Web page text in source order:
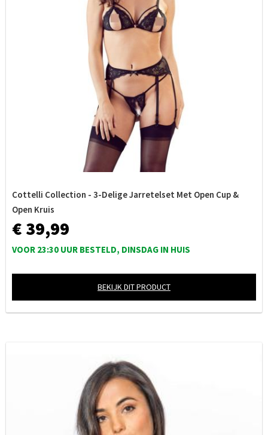
Cottelli Collection - 3-Delige Jarretelset Met Open Cup &
Open Kruis
€ 39,99
VOOR 23:30 UUR BESTELD, DINSDAG IN HUIS
BEKIJK DIT PRODUCT